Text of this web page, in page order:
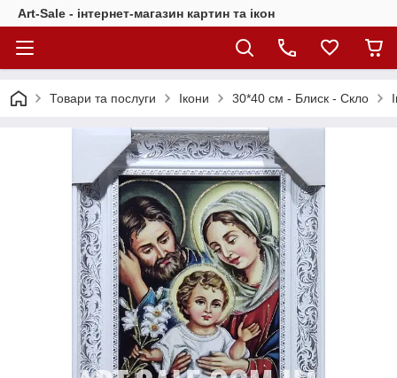
Art-Sale - інтернет-магазин картин та ікон
Товари та послуги Ікони 30*40 см - Блиск - Скло